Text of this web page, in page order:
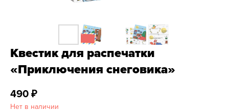
Квестик для распечатки
«Приключения снеговика»
490₽
Нет в наличии